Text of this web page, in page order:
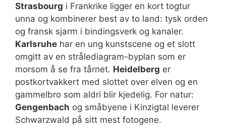
Strasbourg i Frankrike ligger en kort togtur
unna og kombinerer best av to land: tysk orden
og fransk sjarm i bindingsverk og kanaler.
Karlsruhe har en ung kunstscene og et slott
omgitt av en strålediagram-byplan som er
morsom å se fra tårnet. Heidelberg er
postkortvakkert med slottet over elven og en
gammelbro som aldri blir kjedelig. For natur:
Gengenbach og småbyene i Kinzigtal leverer
Schwarzwald på sitt mest fotogene.